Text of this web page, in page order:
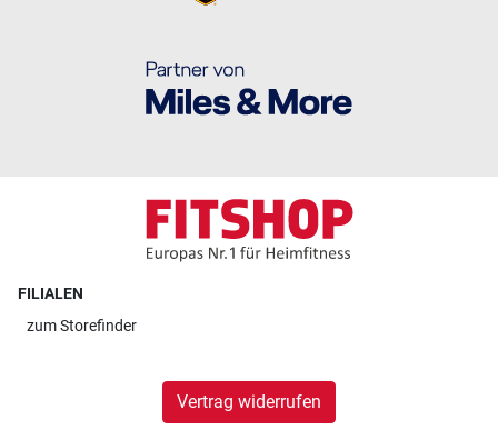
FILIALEN
zumStorefinder
Vertrag widerrufen